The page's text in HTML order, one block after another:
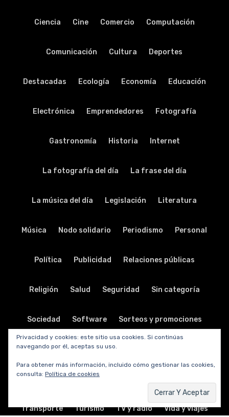
Ciencia Cine Comercio Computación
Comunicación Cultura Deportes
Destacadas Ecología Economía Educación
Electrónica Emprendedores Fotografía
Gastronomía Historia Internet
La fotografía del día La frase del día
La música del día Legislación Literatura
Música Nodo solidario Periodismo Personal
Política Publicidad Relaciones públicas
Religión Salud Seguridad Sin categoría
Sociedad Software Sorteos y promociones
Tabletas Teatro
Telecomunicaciones
Transporte Turismo TV y radio Vida y viajes
Privacidad y cookies: este sitio usa cookies. Si continúas
navegando por él, aceptas su uso.
Para obtener más información, incluido cómo gestionar las cookies,
consulta: Política de cookies